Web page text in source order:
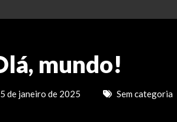
mundo!
de janeiro de 2025 Sem categoria